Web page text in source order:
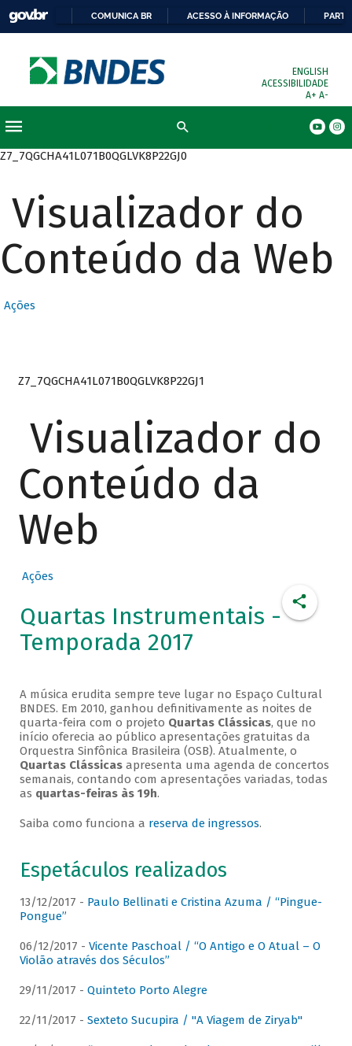
COMUNICA BR ACESSO À INFORMAÇÃO
ENGLISH
ACESSIBILIDADE
A+ A-
Z7_7QGCHA41L071B0QGLVK8P22GJ0
Visualizador do
Conteúdo da Web
Ações
Z7_7QGCHA41L071B0QGLVK8P22GJ1
Visualizador do
Conteúdo da
Web
Ações
Quartas Instrumentais -
Temporada 2017
A música erudita sempre teve lugar no Espaço Cultural
BNDES. Em 2010, ganhou definitivamente as noites de
quarta-feira com o projeto Quartas Clássicas, que no
início oferecia ao público apresentações gratuitas da
Orquestra Sinfônica Brasileira (OSB). Atualmente, o
Quartas Clássicasapresenta uma agenda de concertos
semanais, contando com apresentações variadas, todas
as quartas-feiras às 19h.
Saiba como funciona a reserva de ingressos.
Espetáculos realizados
13/12/2017 - Paulo Bellinati e Cristina Azuma / “Pingue-
Pongue”
06/12/2017 - Vicente Paschoal / “O Antigo e O Atual – O
Violão através dos Séculos”
29/11/2017 - Quinteto Porto Alegre
22/11/2017 - Sexteto Sucupira / "A Viagem de Ziryab"